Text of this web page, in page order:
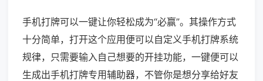
手机打牌可以一键让你轻松成为“必赢”。其操作方式
十分简单，打开这个应用便可以自定义手机打牌系统
规律，只需要输入自己想要的开挂功能，一键便可以
生成出手机打牌专用辅助器，不管你是想分享给好友